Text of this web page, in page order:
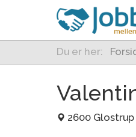
Du er her:
2600 Glostrup